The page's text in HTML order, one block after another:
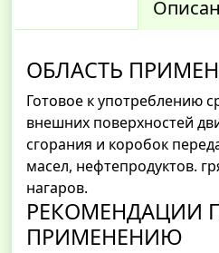
ОБЛАСТЬ
Готовое к употреблению
внешних поверхностей
сгорания и коробок
масел, нефтепродуктов.
нагаров.
РЕКОМЕНДАЦИИ
ПРИМЕНЕНИЮ